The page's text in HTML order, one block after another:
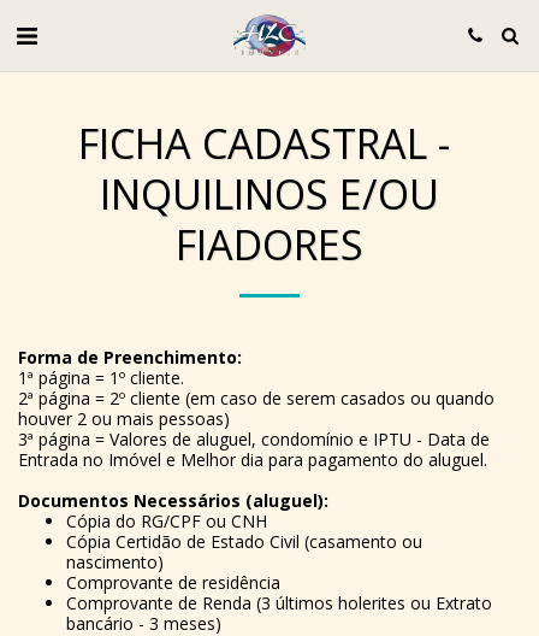
FICHA CADASTRAL -
INQUILINOS E/OU
FIADORES
Forma de Preenchimento:
1ª página = 1º cliente.
2ª página = 2º cliente (em caso de serem casados ou quando
houver 2 ou mais pessoas)
3ª página = Valores de aluguel, condomínio e IPTU - Data de
Entrada no Imóvel e Melhor dia para pagamento do aluguel.
Documentos Necessários (aluguel):
Cópia do RG/CPF ou CNH
Cópia Certidão de Estado Civil (casamento ou
nascimento)
Comprovante de residência
Comprovante de Renda (3 últimos holerites ou Extrato
bancário - 3 meses)